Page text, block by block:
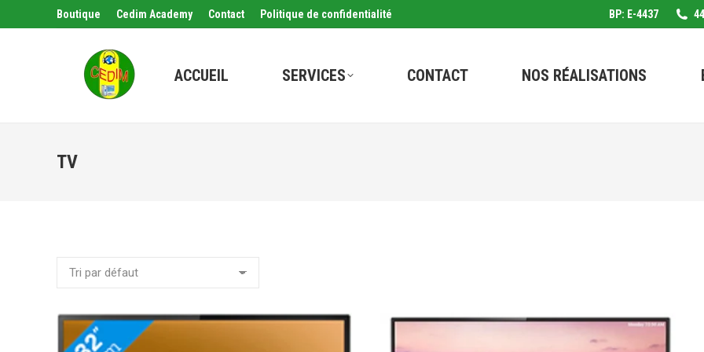
Boutique Cedim Academy Contact Politique de confidentialité BP: E-4437
ACCUEIL SERVICES CONTACT NOS RÉALISATIONS
TV